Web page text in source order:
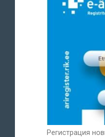
Регистрация